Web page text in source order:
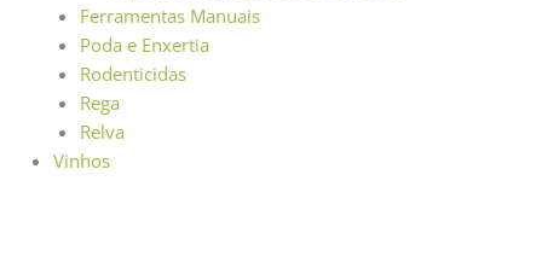
Ferramentas Manuais
Poda e Enxertia
Rodenticidas
Rega
Relva
Vinhos